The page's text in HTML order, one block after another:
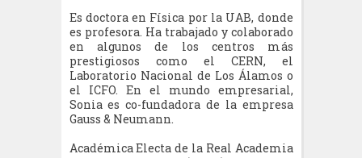
Es doctora en Física por la UAB, donde
es profesora. Ha trabajado y colaborado
en algunos de los centros más
prestigiosos como el CERN, el
Laboratorio Nacional de Los Álamos o
el ICFO. En el mundo empresarial,
Sonia es co-fundadora de la empresa
Gauss & Neumann.
Académica Electa de la Real Academia